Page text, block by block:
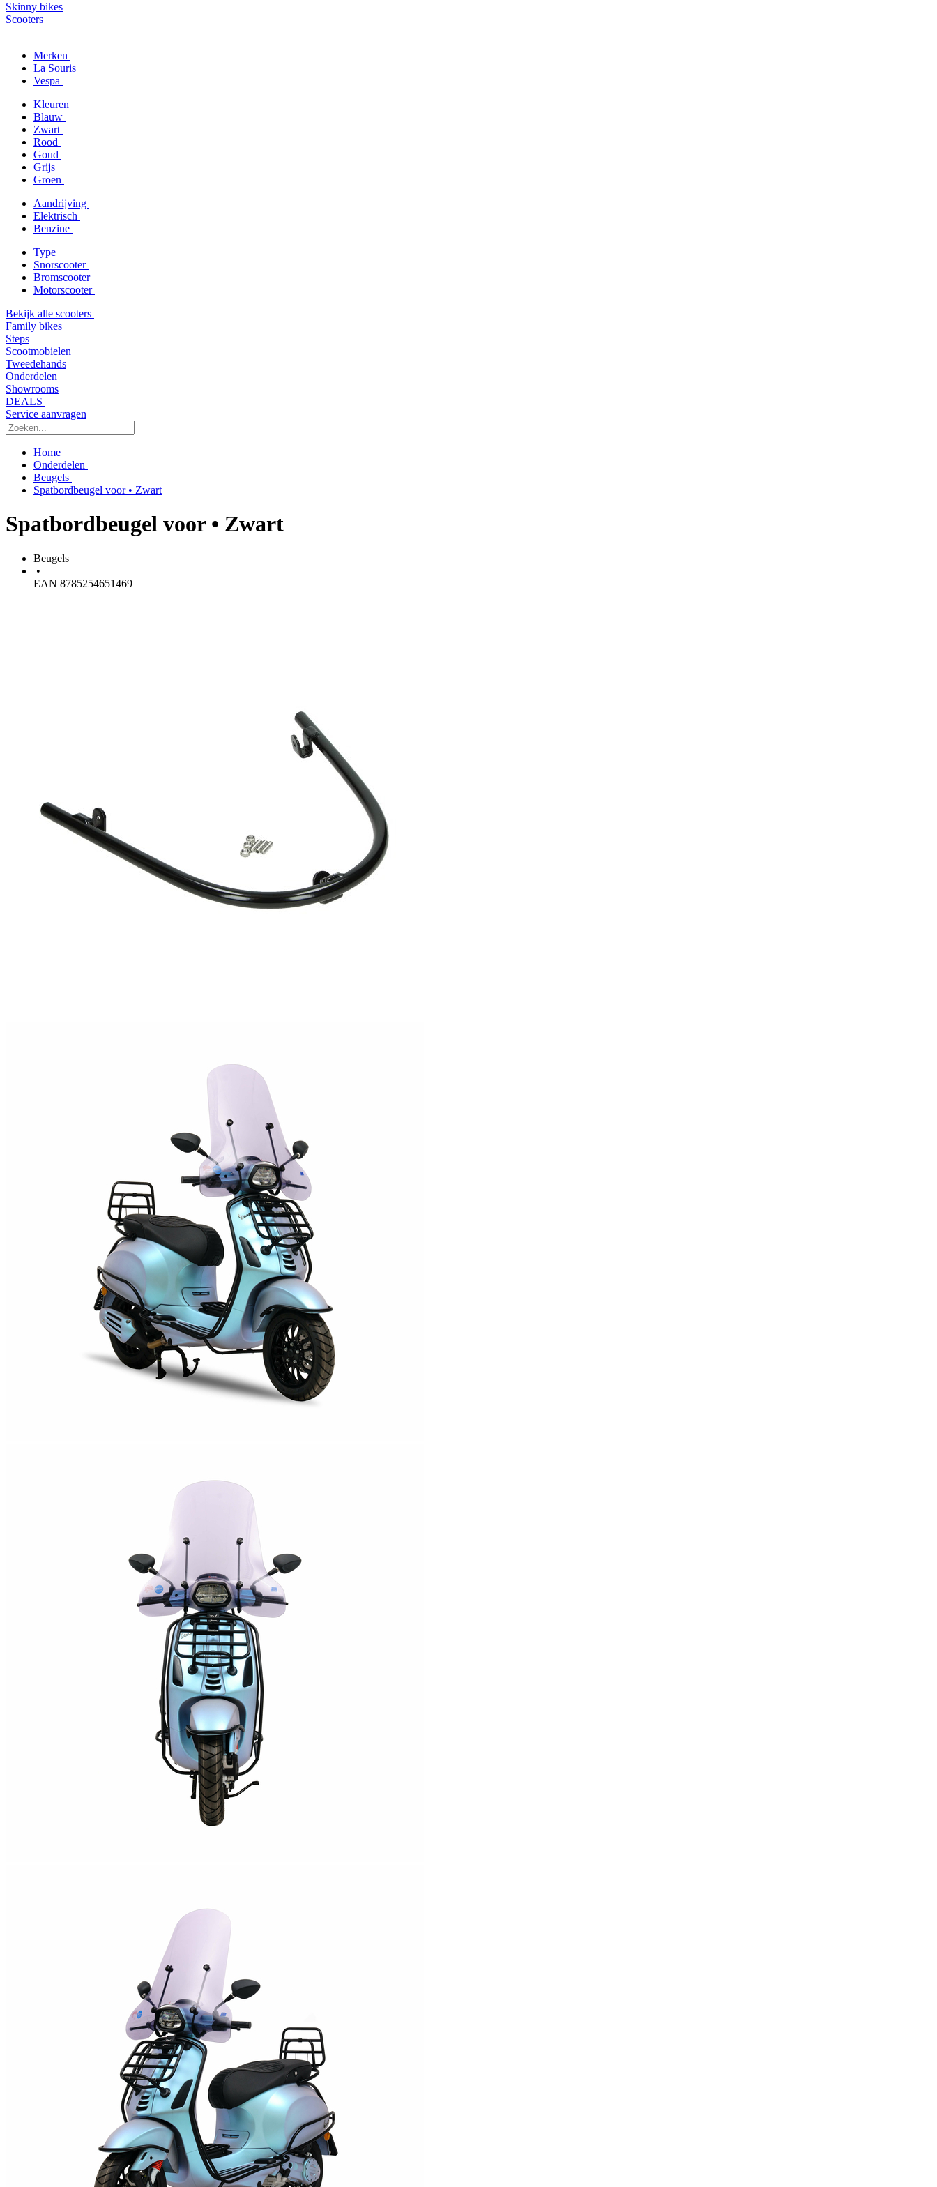
Skinny bikes
Scooters
Merken
La Souris
Vespa
Kleuren
Blauw
Zwart
Rood
Goud
Grijs
Groen
Aandrijving
Elektrisch
Benzine
Type
Snorscooter
Bromscooter
Motorscooter
Bekijk alle scooters
Family bikes
Steps
Scootmobielen
Tweedehands
Onderdelen
Showrooms
DEALS
Service aanvragen
Home
Onderdelen
Beugels
Spatbordbeugel voor • Zwart
Spatbordbeugel voor • Zwart
Beugels
•
EAN 8785254651469